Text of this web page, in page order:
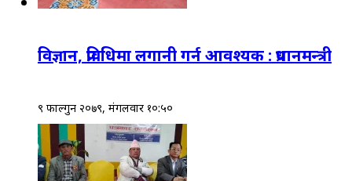
विज्ञान, प्रविधिमा लगानी गर्न आवश्यक : प्रधानमन्त्री
९ फाल्गुन २०७९, मंगलवार १०:५०